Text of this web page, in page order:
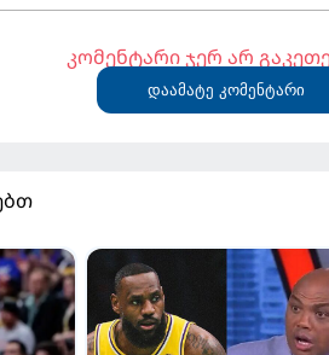
კომენტარი ჯერ არ
დაამატე კომენტარი